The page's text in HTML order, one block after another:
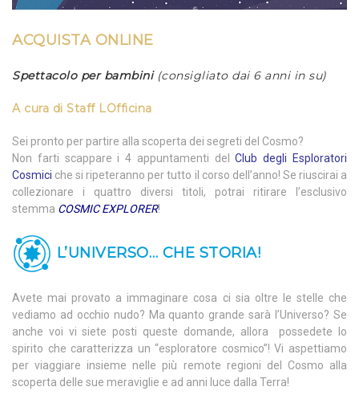
ACQUISTA ONLINE
Spettacolo per bambini (consigliato dai 6 anni in su)
A cura di Staff LOfficina
Sei pronto per partire alla scoperta dei segreti del Cosmo?
Non farti scappare i 4 appuntamenti delClub degli Esploratori
Cosmici che si ripeteranno per tutto il corso dell’anno! Se riuscirai a
collezionare i quattro diversi titoli, potrai ritirare l’esclusivo
stemma COSMIC EXPLORER!
L’UNIVERSO… CHE STORIA!
Avete mai provato a immaginare cosa ci sia oltre le stelle che
vediamo ad occhio nudo? Ma quanto grande sarà l’Universo? Se
anche voi vi siete posti queste domande, allora possedete lo
spirito che caratterizza un “esploratore cosmico”! Vi aspettiamo
per viaggiare insieme nelle più remote regioni del Cosmo alla
scoperta delle sue meraviglie e ad anni luce dalla Terra!